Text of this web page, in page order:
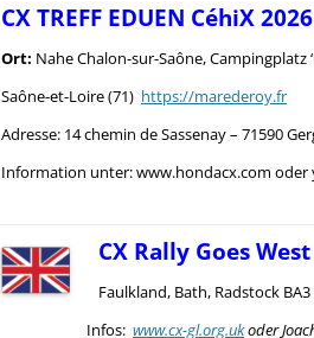
CX TREFF EDUEN CéhiX
Ort: Nahe Chalon-sur-Saône, Campingplatz
Saône-et-Loire (71) https://marederoy.fr
Adresse: 14 chemin de Sassenay – 71590
Information unter: www.hondacx.com oder
CX Rally Goes
Faulkland, Bath, Radstock
Infos: www.cx-gl.org.ukoder